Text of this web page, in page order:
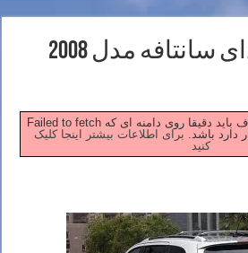
سانتافه مدل 2008
Failed to fetch ارور : آدرس فایل پی دی اف باید دقیقا روی دامنه ای که
دارد باشد. برای اطلاعات بیشتر اینجا کلیک
کنید